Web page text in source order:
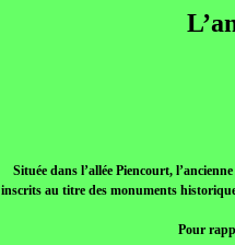
Située dans l’allée Piencourt,
inscrits au titre des monuments
Pour